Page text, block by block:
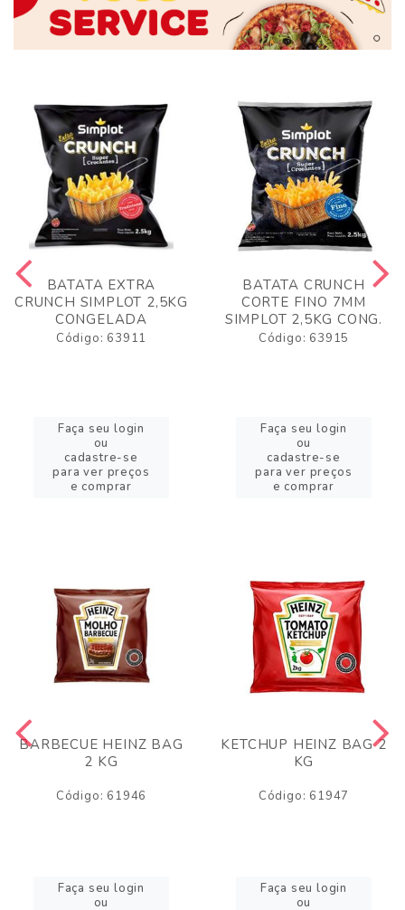
BATATA EXTRA
CRUNCH SIMPLOT 2,5KG
CONGELADA
Código: 63911
Faça seu login
ou
cadastre-se
para ver preços
e comprar
BATATA CRUNCH
CORTE FINO 7MM
SIMPLOT 2,5KG CONG.
Código: 63915
Faça seu login
ou
cadastre-se
para ver preços
e comprar
BARBECUE HEINZ BAG
2 KG
Código: 61946
Faça seu login
ou
KETCHUP HEINZ BAG 2
KG
Código: 61947
Faça seu login
ou